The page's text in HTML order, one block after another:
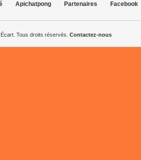
Apichatpong Partenaires Facebook
Tous droits réservés. Contactez-nous